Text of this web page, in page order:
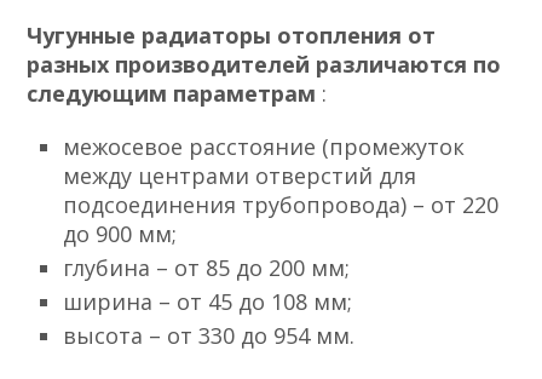
Чугунные радиаторы отопления от
разных производителей различаются по
следующим параметрам :
межосевое расстояние (промежуток
между центрами отверстий для
подсоединения трубопровода) – от 220
до 900 мм;
глубина – от 85 до 200 мм;
ширина – от 45 до 108 мм;
высота – от 330 до 954 мм.